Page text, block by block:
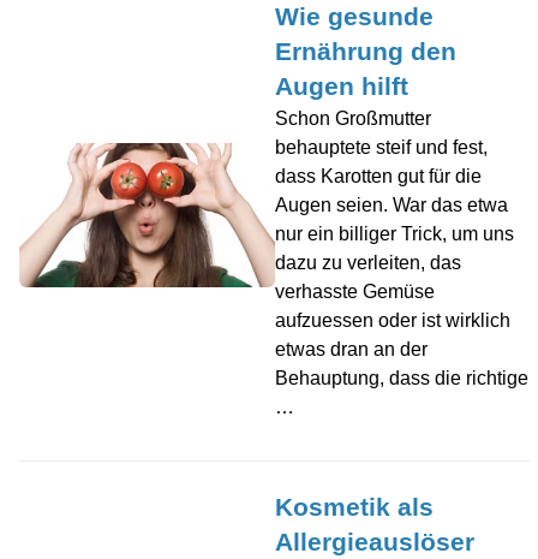
Wie gesunde
Ernährung den
Augen hilft
Schon Großmutter
behauptete steif und fest,
dass Karotten gut für die
Augen seien. War das etwa
nur ein billiger Trick, um uns
dazu zu verleiten, das
verhasste Gemüse
aufzuessen oder ist wirklich
etwas dran an der
Behauptung, dass die richtige
…
Kosmetik als
Allergieauslöser